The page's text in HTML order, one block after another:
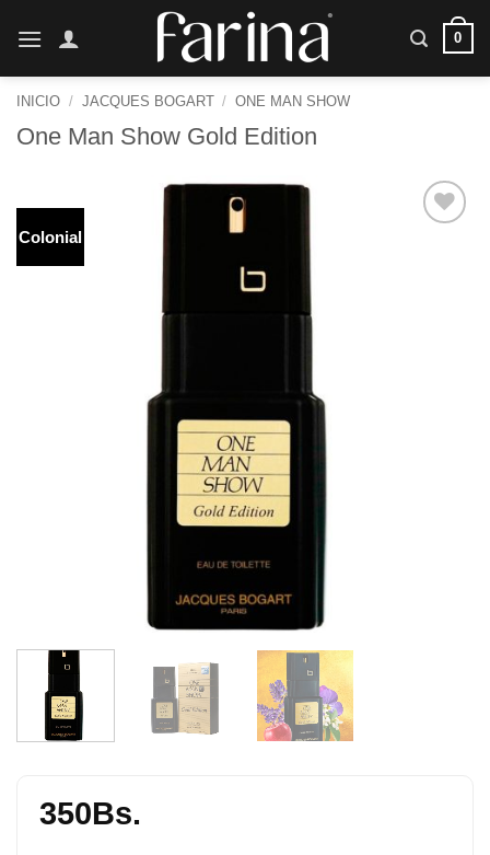
0
INICIO / JACQUES BOGART / ONE MAN SHOW
One Man Show Gold Edition
Colonial
350Bs.